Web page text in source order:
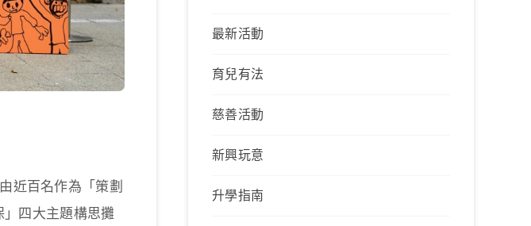
近百名作為「策劃
四大主題構思攤
最新活動
育兒有法
慈善活動
新興玩意
升學指南